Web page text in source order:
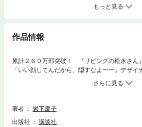
もっと見る
作品情報
累計２６０万部突破！ 『リビングの松永さん
「いい顔してんだから、隠すなよーー」デザ
ばりは、周りに比べて「普通」なのがコンプレ
で出会ったのは、同じ美大のバンドマン・ガク
回されながらも、ひばりの世界は大きく動き出
生×破天荒バンドマン、正反対なふたりの爆音ラ
著者
岩下慶子
出版社
講談社